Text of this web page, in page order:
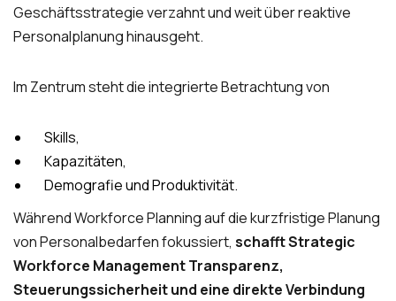
Geschäftsstrategie verzahnt und weit über reaktive
Personalplanung hinausgeht.
Im Zentrum steht die integrierte Betrachtung von
Skills,
Kapazitäten,
Demografie und Produktivität.
Während Workforce Planning auf die kurzfristige Planung
von Personalbedarfen fokussiert, schafft Strategic
Workforce Management Transparenz,
Steuerungssicherheit und eine direkte Verbindung